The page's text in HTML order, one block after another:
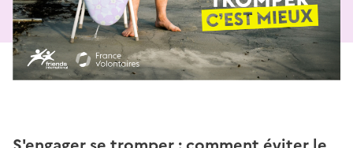
S'engager se tromper : comment éviter le